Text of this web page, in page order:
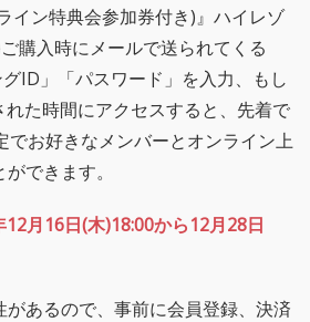
イン特典会参加券付き)』ハイレゾ
購入時にメールで送られてくる
ID」「パスワード」を入力、もし
れた時間にアクセスすると、先着で
でお好きなメンバーとオンライン上
できます。
月16日(木)18:00から12月28日
あるので、事前に会員登録、決済